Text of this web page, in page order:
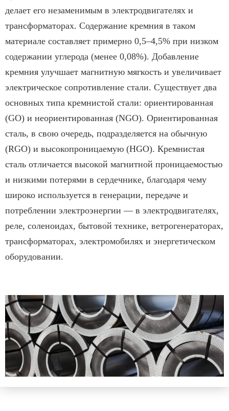
делает его незаменимым в электродвигателях и
трансформаторах. Содержание кремния в таком
материале составляет примерно 0,5–4,5% при низком
содержании углерода (менее 0,08%). Добавление
кремния улучшает магнитную мягкость и увеличивает
электрическое сопротивление стали. Существует два
основных типа кремнистой стали: ориентированная
(GO) и неориентированная (NGO). Ориентированная
сталь, в свою очередь, подразделяется на обычную
(RGO) и высокопроницаемую (HGO). Кремнистая
сталь отличается высокой магнитной проницаемостью
и низкими потерями в сердечнике, благодаря чему
широко используется в генерации, передаче и
потреблении электроэнергии — в электродвигателях,
реле, соленоидах, бытовой технике, ветрогенераторах,
трансформаторах, электромобилях и энергетическом
оборудовании.